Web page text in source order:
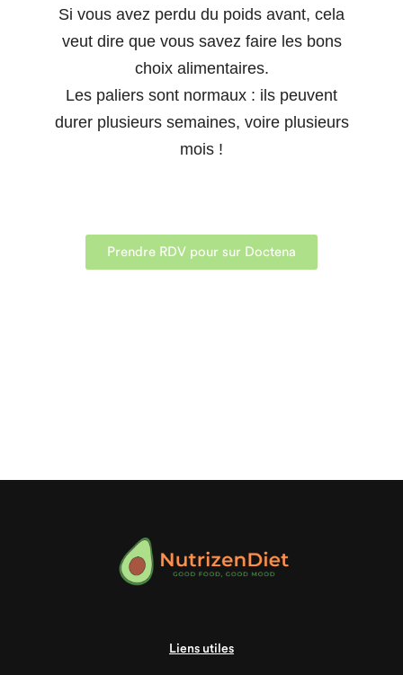
Si vous avez perdu du poids avant, cela
veut dire que vous savez faire les bons
choix alimentaires.
Les paliers sont normaux : ils peuvent
durer plusieurs semaines, voire plusieurs
mois !
Prendre RDV pour sur Doctena
Liens utiles